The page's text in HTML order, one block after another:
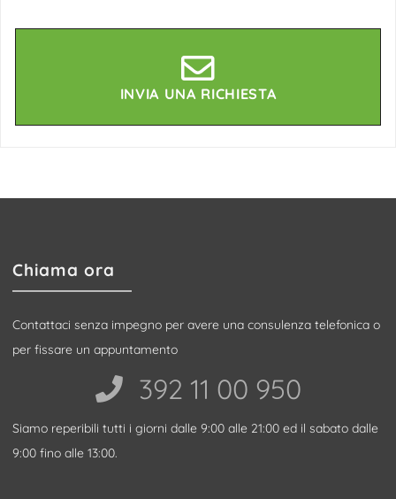
INVIA UNA RICHIESTA
Chiama ora
Contattaci senza impegno per avere una consulenza telefonica o
per fissare un appuntamento
392 11 00 950‬
Siamo reperibili tutti i giorni dalle 9:00 alle 21:00 ed il sabato dalle
9:00 fino alle 13:00.